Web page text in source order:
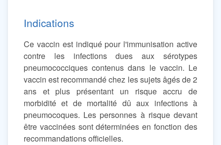
Indications
Ce vaccin est indiqué pour l'immunisation active
contre les infections dues aux sérotypes
pneumococciques contenus dans le vaccin. Le
vaccin est recommandé chez les sujets âgés de 2
ans et plus présentant un risque accru de
morbidité et de mortalité dû aux infections à
pneumocoques. Les personnes à risque devant
être vaccinées sont déterminées en fonction des
recommandations officielles.